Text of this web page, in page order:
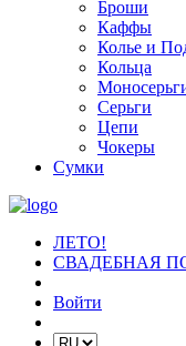
Броши
Каффы
Колье и
Кольца
Серьги
Цепи
Чокеры
Сумки
ЛЕТО!
СВАДЕБНАЯ
Войти